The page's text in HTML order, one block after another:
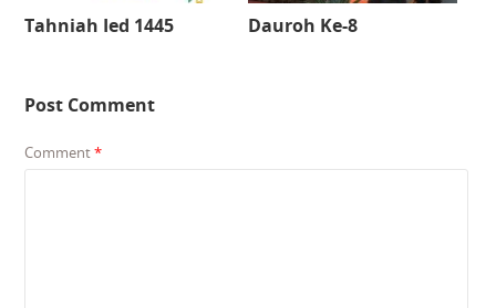
Tahniah Ied 1445 Dauroh Ke-8
Post Comment
Comment*